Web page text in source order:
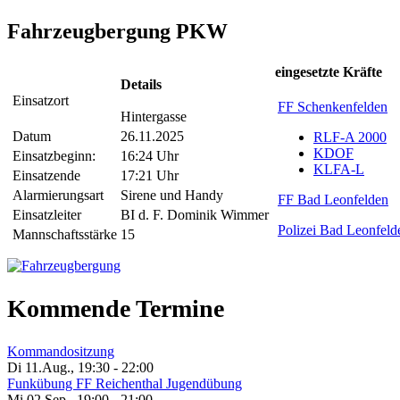
Fahrzeugbergung PKW
Einsatzort
Details
Hintergasse
Datum
26.11.2025
Einsatzbeginn:
16:24 Uhr
Einsatzende
17:21 Uhr
Alarmierungsart
Sirene und Handy
Einsatzleiter
BI d. F. Dominik Wimmer
Mannschaftsstärke 15
eingesetzte Kräfte
FF Schenkenfelden
RLF-A 2000
KDOF
KLFA-L
FF Bad Leonfelden
Polizei Bad
Kommende Termine
Kommandositzung
Di 11.Aug., 19:30 - 22:00
Funkübung FF Reichenthal Jugendübung